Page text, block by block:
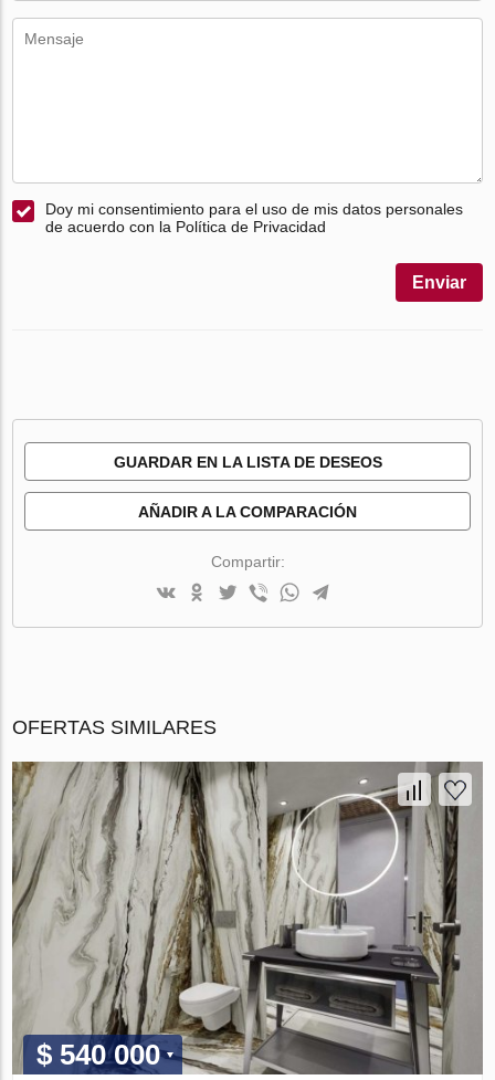
Doy mi consentimiento para el uso de mis datos personales
de acuerdo con la Política de Privacidad
Enviar
GUARDAR EN LA LISTA DE DESEOS
AÑADIR A LA COMPARACIÓN
Compartir:
OFERTAS SIMILARES
$ 540 000